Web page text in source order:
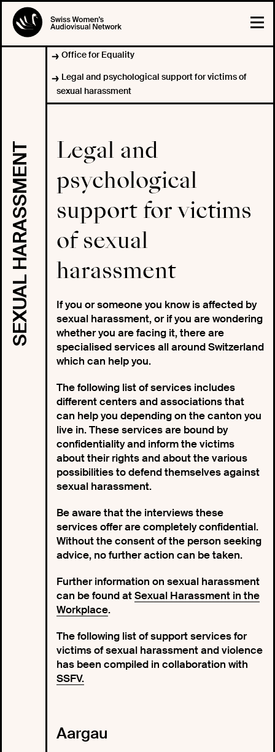
Office for Equality
Legal and psychological support for victims of
sexual harassment
SEXUAL HARASSMENT
Legal and
psychological
support for victims
of sexual
harassment
If you or someone you know is affected by
sexual harassment, or if you are wondering
whether you are facing it, there are
specialised services all around Switzerland
which can help you.
The following list of services includes
different centers and associations that
can help you depending on the canton you
live in. These services are bound by
confidentiality and inform the victims
about their rights and about the various
possibilities to defend themselves against
sexual harassment.
Be aware that the interviews these
services offer are completely confidential.
Without the consent of the person seeking
advice, no further action can be taken.
Further information on sexual harassment
can be found atSexual Harassment in the
Workplace.
The following list of support services for
victims of sexual harassment and violence
has been compiled in collaboration with
SSFV.
Aargau